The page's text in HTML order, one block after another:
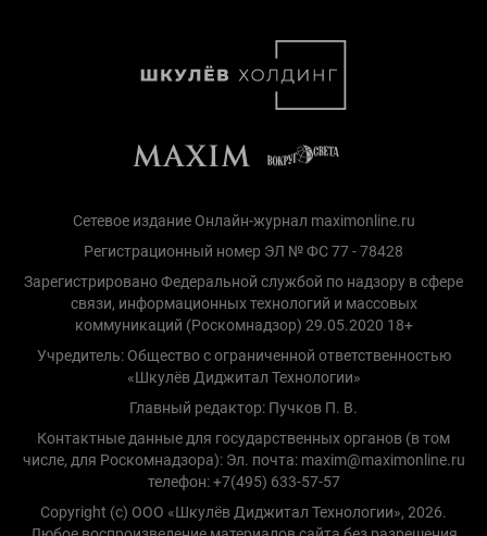
Сетевое издание Онлайн-журнал maximonline.ru
Регистрационный номер ЭЛ № ФС 77 - 78428
Зарегистрировано Федеральной службой по надзору в сфере
связи, информационных технологий и массовых
коммуникаций (Роскомнадзор) 29.05.2020 18+
Учредитель: Общество с ограниченной ответственностью
«Шкулёв Диджитал Технологии»
Главный редактор: Пучков П. В.
Контактные данные для государственных органов (в том
числе, для Роскомнадзора): Эл. почта: maxim@maximonline.ru
телефон: +7(495) 633-57-57
Copyright (с) ООО «Шкулёв Диджитал Технологии», 2026.